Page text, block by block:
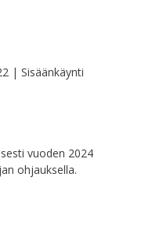
| Sisäänkäynti
vuoden 2024
ohjauksella.